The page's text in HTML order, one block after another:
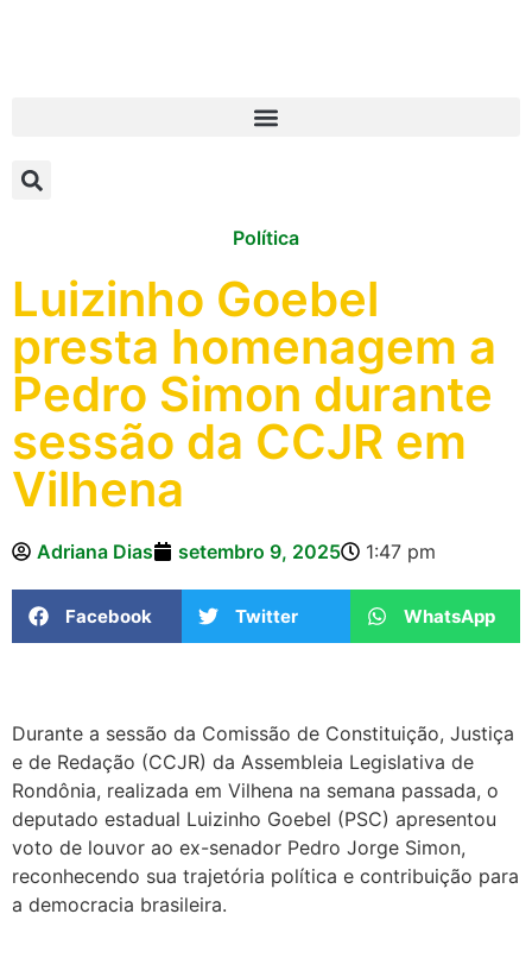
Política
Luizinho Goebel
presta homenagem a
Pedro Simon durante
sessão da CCJR em
Vilhena
Adriana Dias setembro 9, 2025 1:47 pm
Facebook Twitter WhatsApp
Durante a sessão da Comissão de Constituição, Justiça
e de Redação (CCJR) da Assembleia Legislativa de
Rondônia, realizada em Vilhena na semana passada, o
deputado estadual Luizinho Goebel (PSC) apresentou
voto de louvor ao ex-senador Pedro Jorge Simon,
reconhecendo sua trajetória política e contribuição para
a democracia brasileira.